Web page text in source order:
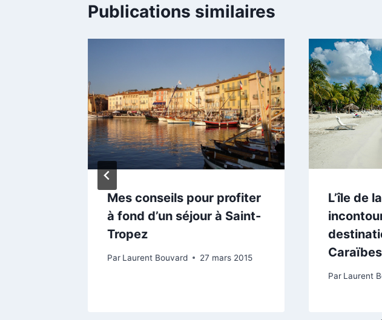
Publications similaires
Mes conseils pour profiter
à fond d’un séjour à Saint-
Tropez
Par Laurent Bouvard 27 mars 2015
L’île de
Caraïbes
Par Laurent